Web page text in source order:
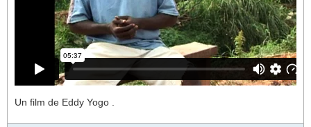
Un film de Eddy Yogo .